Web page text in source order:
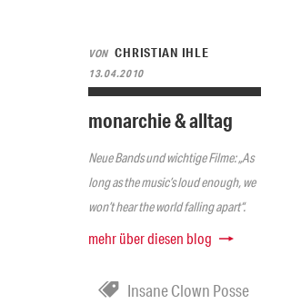
VON CHRISTIAN IHLE
13.04.2010
monarchie & alltag
Neue Bands und wichtige Filme: „As
long as the music’s loud enough, we
won’t hear the world falling apart“.
mehr über diesen blog
Insane Clown Posse